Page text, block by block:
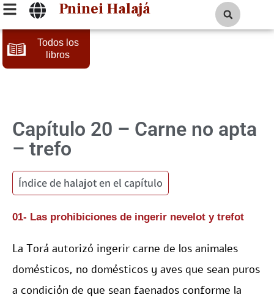
Pninei Halajá
Todos los
libros
20 – Carne no apta
– trefo
Índice de halajot en el capítulo
01- Las prohibiciones de ingerir nevelot y trefot
La Torá autorizó ingerir carne de los animales
domésticos, no domésticos y aves que sean puros
a condición de que sean faenados conforme la